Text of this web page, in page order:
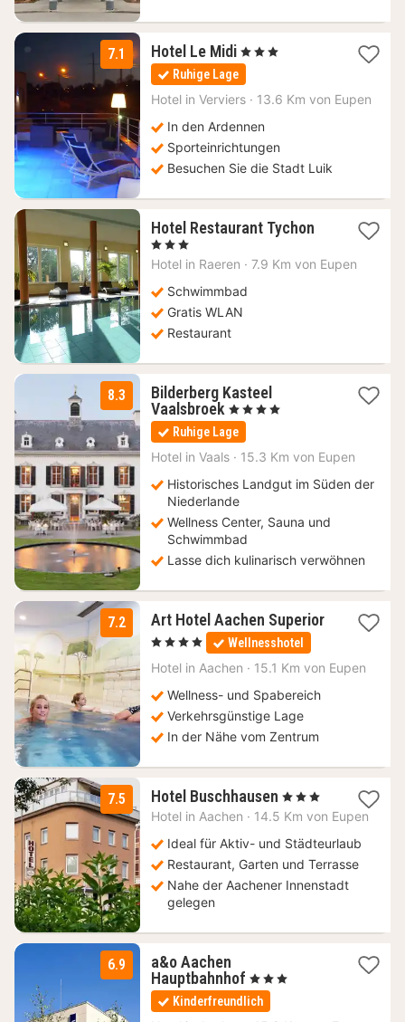
7.1 Hotel Le Midi 1
Nacht
ab
110
, 3 Sterne
Ruhige Lage
Hotel in Verviers · 13.6 Km von Eupen
In den Ardennen
Sporteinrichtungen
Besuchen Sie die Stadt Luik
Hotel Restaurant Tychon1
ab
127,94
, 3 Sterne
Hotel in Raeren · 7.9 Km von Eupen
Schwimmbad
Gratis WLAN
Restaurant
8.3
Bilderberg Kasteel
Vaalsbroek 1
Nacht
ab
98,10
, 4 Sterne
Ruhige Lage
Hotel in Vaals · 15.3 Km von Eupen
Historisches Landgut im Süden der
Niederlande
Wellness Center, Sauna und
Schwimmbad
Lasse dich kulinarisch verwöhnen
7.2
Art Hotel Aachen Superior
1
Nacht
ab
€
, 4 Sterne Wellnesshotel
Hotel in Aachen · 15.1 Km von Eupen
Wellness- und Spabereich
Verkehrsgünstige Lage
In der Nähe vom Zentrum
7.5 Hotel Buschhausen 2
Nächte
64
€
, 3 Sterne
Hotel in Aachen · 14.5 Km von Eupen
Ideal für Aktiv- und Städteurlaub
Restaurant, Garten und Terrasse
Nahe der Aachener Innenstadt
gelegen
6.9
a&o Aachen
Hauptbahnhof 2
Nächte
ab
, 3 Sterne
Kinderfreundlich